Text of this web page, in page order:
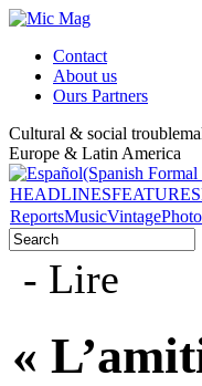
Contact
About us
Ours Partners
Cultural & social
Europe & Latin America
HEADLINESFEATURES
ReportsMusicVintage
- Lire
«